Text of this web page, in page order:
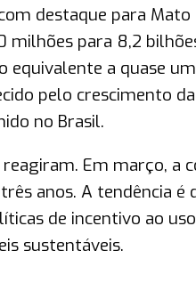
destaque para Mato
milhões para 8,2
equivalente a quase
pelo crescimento
no Brasil.
Em março, a
anos. A tendência é
de incentivo ao
sustentáveis.